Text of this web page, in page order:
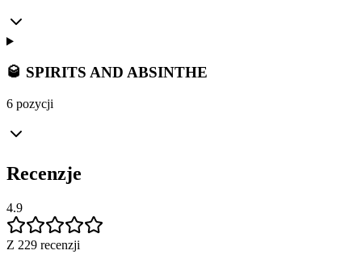
🥃 SPIRITS AND ABSINTHE
6 pozycji
Recenzje
4.9
Z 229 recenzji